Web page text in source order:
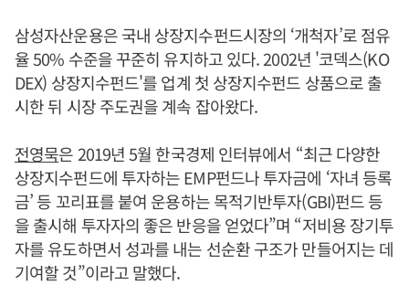
삼성자산운용은 국내 상장지수펀드시장의 ‘개척자’로 점유
율 50% 수준을 꾸준히 유지하고 있다. 2002년 '코덱스(KO
DEX) 상장지수펀드'를 업계 첫 상장지수펀드 상품으로 출
시한 뒤 시장 주도권을 계속 잡아왔다.
전영묵은 2019년 5월 한국경제 인터뷰에서 “최근 다양한
상장지수펀드에 투자하는 EMP펀드나 투자금에 ‘자녀 등록
금’ 등 꼬리표를 붙여 운용하는 목적기반투자(GBI)펀드 등
을 출시해 투자자의 좋은 반응을 얻었다”며 “저비용 장기투
자를 유도하면서 성과를 내는 선순환 구조가 만들어지는 데
기여할 것”이라고 말했다.